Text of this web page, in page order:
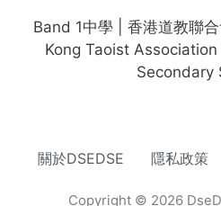
Band 1中學 | 香港道教聯
Kong Taoist
Secondary
關於DSEDSE 隱私政策
Copyright © 2026